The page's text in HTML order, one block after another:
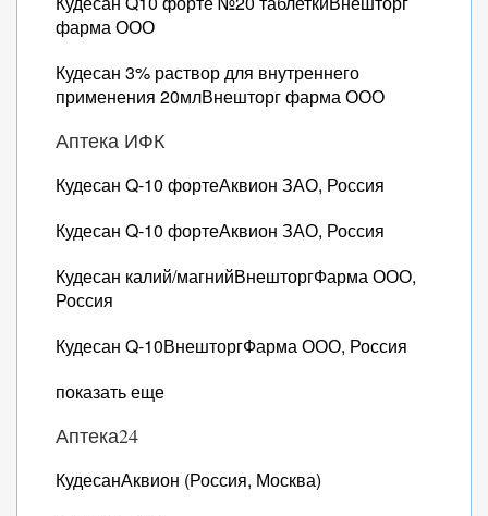
фарма ООО
Кудесан 3% раствор для внутреннего
применения 20млВнешторг фарма ООО
Аптека ИФК
Кудесан Q-10 фортеАквион ЗАО, Россия
Кудесан Q-10 фортеАквион ЗАО, Россия
Кудесан калий/магнийВнешторгФарма ООО,
Россия
Кудесан Q-10ВнешторгФарма ООО, Россия
показать еще
Аптека24
КудесанАквион (Россия, Москва)